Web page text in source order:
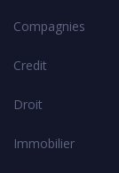
Compagnies
Credit
Droit
Immobilier